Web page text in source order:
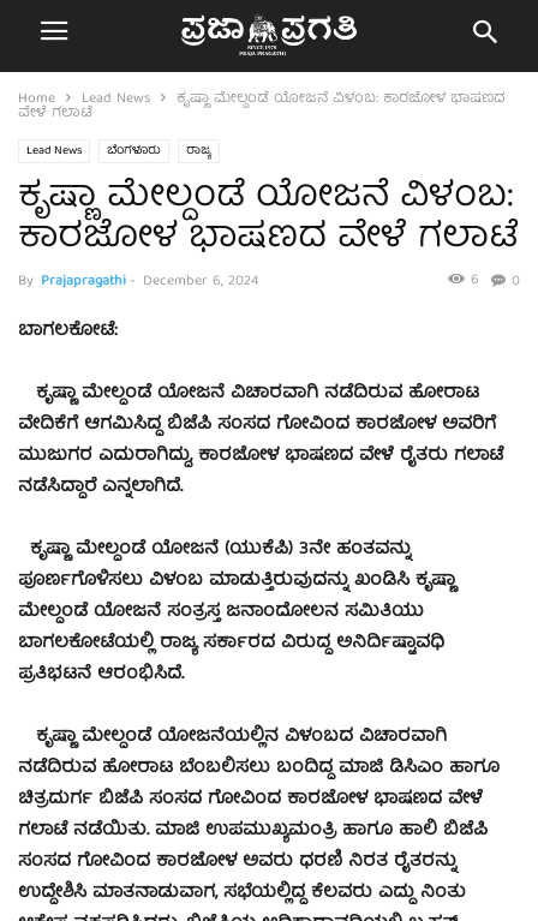
Home Lead News ಕೃಷ್ಣಾ ಮೇಲ್ದಂಡೆ ಯೋಜನೆ ವಿಳಂಬ: ಕಾರಜೋಳ ಭಾಷಣದ
ವೇಳೆ ಗಲಾಟೆ
Lead News ಬೆಂಗಳೂರು ರಾಜ್ಯ
ಕೃಷ್ಣಾ ಮೇಲ್ದಂಡೆ ಯೋಜನೆ ವಿಳಂಬ:
ಕಾರಜೋಳ ಭಾಷಣದ ವೇಳೆ ಗಲಾಟೆ
By Prajapragathi- December 6, 2024 0
6
ಬಾಗಲಕೋಟೆ:
ಕೃಷ್ಣಾ ಮೇಲ್ದಂಡೆ ಯೋಜನೆ ವಿಚಾರವಾಗಿ ನಡೆದಿರುವ ಹೋರಾಟ
ವೇದಿಕೆಗೆ ಆಗಮಿಸಿದ್ದ ಬಿಜೆಪಿ ಸಂಸದ ಗೋವಿಂದ ಕಾರಜೋಳ ಅವರಿಗೆ
ಮುಜುಗರ ಎದುರಾಗಿದ್ದು, ಕಾರಜೋಳ ಭಾಷಣದ ವೇಳೆ ರೈತರು ಗಲಾಟೆ
ನಡೆಸಿದ್ದಾರೆ ಎನ್ನಲಾಗಿದೆ.
ಕೃಷ್ಣಾ ಮೇಲ್ದಂಡೆ ಯೋಜನೆ (ಯುಕೆಪಿ) 3ನೇ ಹಂತವನ್ನು
ಪೂರ್ಣಗೊಳಿಸಲು ವಿಳಂಬ ಮಾಡುತ್ತಿರುವುದನ್ನು ಖಂಡಿಸಿ ಕೃಷ್ಣಾ
ಮೇಲ್ದಂಡೆ ಯೋಜನೆ ಸಂತ್ರಸ್ತ ಜನಾಂದೋಲನ ಸಮಿತಿಯು
ಬಾಗಲಕೋಟೆಯಲ್ಲಿ ರಾಜ್ಯ ಸರ್ಕಾರದ ವಿರುದ್ಧ ಅನಿರ್ದಿಷ್ಟಾವಧಿ
ಪ್ರತಿಭಟನೆ ಆರಂಭಿಸಿದೆ.
ಕೃಷ್ಣಾ ಮೇಲ್ದಂಡೆ ಯೋಜನೆಯಲ್ಲಿನ ವಿಳಂಬದ ವಿಚಾರವಾಗಿ
ನಡೆದಿರುವ ಹೋರಾಟ ಬೆಂಬಲಿಸಲು ಬಂದಿದ್ದ ಮಾಜಿ ಡಿಸಿಎಂ ಹಾಗೂ
ಚಿತ್ರದುರ್ಗ ಬಿಜೆಪಿ ಸಂಸದ ಗೋವಿಂದ ಕಾರಜೋಳ ಭಾಷಣದ ವೇಳೆ
ಗಲಾಟೆ ನಡೆಯಿತು. ಮಾಜಿ ಉಪಮುಖ್ಯಮಂತ್ರಿ ಹಾಗೂ ಹಾಲಿ ಬಿಜೆಪಿ
ಸಂಸದ ಗೋವಿಂದ ಕಾರಜೋಳ ಅವರು ಧರಣಿ ನಿರತ ರೈತರನ್ನು
ಉದ್ದೇಶಿಸಿ ಮಾತನಾಡುವಾಗ, ಸಭೆಯಲ್ಲಿದ್ದ ಕೆಲವರು ಎದ್ದು ನಿಂತು